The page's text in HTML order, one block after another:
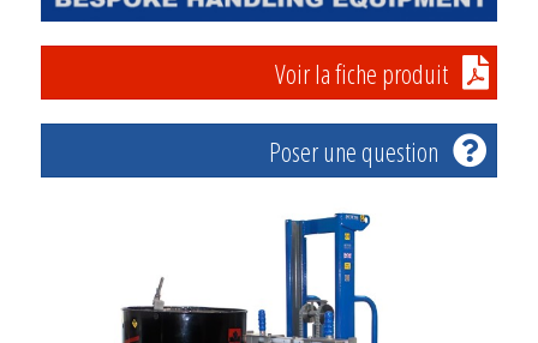
Voir la fiche produit
Poser une question